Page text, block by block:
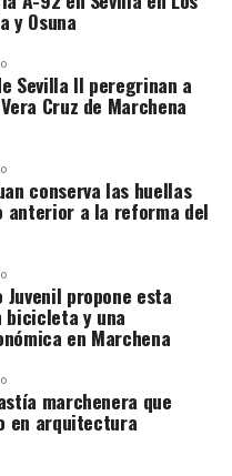
previsto actuar
repartidos entre las
Granada y Almería.
reparación de
de pavimentos,
firme, repintado de
de elementos
y Osuna
Sevilla II peregrinan a
Cruz de Marchena
conserva las huellas
anterior a la reforma del
Juvenil propone esta
bicicleta y una
en Marchena
marchenera que
en arquitectura